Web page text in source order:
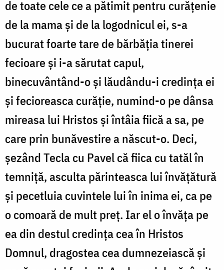
de toate cele ce a pătimit pentru curățenie
de la mama și de la logodnicul ei, s-a
bucurat foarte tare de bărbăția tinerei
fecioare și i-a sărutat capul,
binecuvântând-o și lăudându-i credința ei
și fecioreasca curăție, numind-o pe dânsa
mireasa lui Hristos și întâia fiică a sa, pe
care prin bunăvestire a născut-o. Deci,
șezând Tecla cu Pavel că fiica cu tatăl în
temniță, asculta părinteasca lui învățătură
și pecetluia cuvintele lui în inima ei, ca pe
o comoară de mult preț. Iar el o învăța pe
ea din destul credința cea în Hristos
Domnul, dragostea cea dumnezeiască și